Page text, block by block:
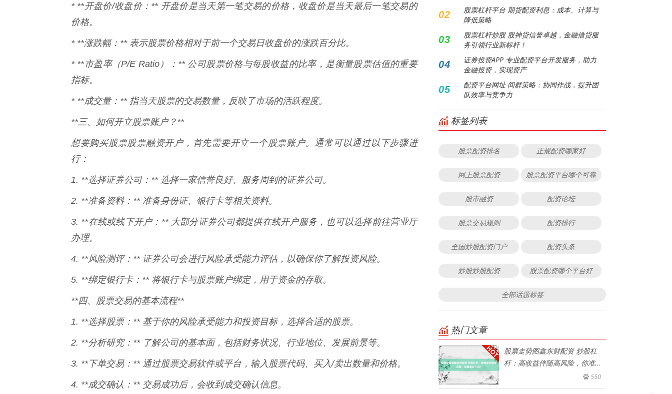
* **开盘价/收盘价：** 开盘价是当天第一笔交易的价格，收盘价是当天最后一笔交易的
价格。
* **涨跌幅：** 表示股票价格相对于前一个交易日收盘价的涨跌百分比。
* **市盈率（P/E Ratio）：** 公司股票价格与每股收益的比率，是衡量股票估值的重要
指标。
* **成交量：** 指当天股票的交易数量，反映了市场的活跃程度。
**三、如何开立股票账户？**
想要购买股票股票融资开户，首先需要开立一个股票账户。通常可以通过以下步骤进
行：
1. **选择证券公司：** 选择一家信誉良好、服务周到的证券公司。
2. **准备资料：** 准备身份证、银行卡等相关资料。
3. **在线或线下开户：** 大部分证券公司都提供在线开户服务，也可以选择前往营业厅
办理。
4. **风险测评：** 证券公司会进行风险承受能力评估，以确保你了解投资风险。
5. **绑定银行卡：** 将银行卡与股票账户绑定，用于资金的存取。
**四、股票交易的基本流程**
1. **选择股票：** 基于你的风险承受能力和投资目标，选择合适的股票。
2. **分析研究：** 了解公司的基本面，包括财务状况、行业地位、发展前景等。
3. **下单交易：** 通过股票交易软件或平台，输入股票代码、买入/卖出数量和价格。
4. **成交确认：** 交易成功后，会收到成交确认信息。
02
股票杠杆平台 期货配资利息：成本、计算与
降低策略
03
股票杠杆炒股 股神贷信誉卓越，金融借贷服
务引领行业新标杆！
04
证券投资APP 专业配资平台开发服务，助力
金融投资，实现资产
05
配资平台网址 间群策略：协同作战，提升团
队效率与竞争力
标签列表
股票配资排名 正规配资哪家好
网上股票配资 股票配资平台哪个可靠
股市融资 配资论坛
股票交易规则 配资排行
全国炒股配资门户 配资头条
炒股炒股配资 股票配资哪个平台好
全部话题标签
热门文章
股票走势图鑫东财配资 炒股杠
杆：高收益伴随高风险，你准备
550